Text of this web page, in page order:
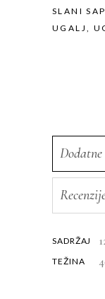
SLANI
UGALJ
SADRŽAJ
TEŽINA